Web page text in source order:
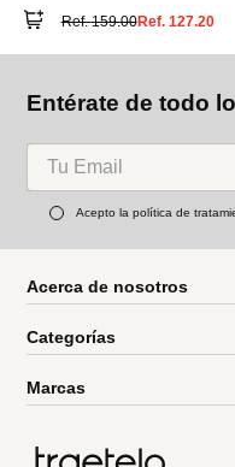
Ref.159.00Ref. 127.20
Entérate de todo
Acepto la política de
Acerca de nosotros
Categorías
Marcas